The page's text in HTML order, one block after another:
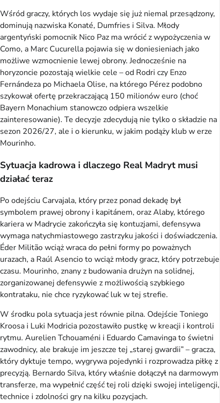
Wśród graczy, których los wydaje się już niemal przesądzony,
dominują nazwiska Konaté, Dumfries i Silva. Młody
argentyński pomocnik Nico Paz ma wrócić z wypożyczenia w
Como, a Marc Cucurella pojawia się w doniesieniach jako
możliwe wzmocnienie lewej obrony. Jednocześnie na
horyzoncie pozostają wielkie cele – od Rodri czy Enzo
Fernándeza po Michaela Olise, na którego Pérez podobno
szykował ofertę przekraczającą 150 milionów euro (choć
Bayern Monachium stanowczo odpiera wszelkie
zainteresowanie). Te decyzje zdecydują nie tylko o składzie na
sezon 2026/27, ale i o kierunku, w jakim podąży klub w erze
Mourinho.
Sytuacja kadrowa i dlaczego Real Madryt musi
działać teraz
Po odejściu Carvajala, który przez ponad dekadę był
symbolem prawej obrony i kapitánem, oraz Alaby, którego
kariera w Madrycie zakończyła się kontuzjami, defensywa
wymaga natychmiastowego zastrzyku jakości i doświadczenia.
Éder Militão wciąż wraca do pełni formy po poważnych
urazach, a Raúl Asencio to wciąż młody gracz, który potrzebuje
czasu. Mourinho, znany z budowania drużyn na solidnej,
zorganizowanej defensywie z możliwością szybkiego
kontrataku, nie chce ryzykować luk w tej strefie.
W środku pola sytuacja jest równie pilna. Odejście Toniego
Kroosa i Luki Modricia pozostawiło pustkę w kreacji i kontroli
rytmu. Aurelien Tchouaméni i Eduardo Camavinga to świetni
zawodnicy, ale brakuje im jeszcze tej „starej gwardii” – gracza,
który dyktuje tempo, wygrywa pojedynki i rozprowadza piłkę z
precyzją. Bernardo Silva, który właśnie dołączył na darmowym
transferze, ma wypełnić część tej roli dzięki swojej inteligencji,
technice i zdolności gry na kilku pozycjach.